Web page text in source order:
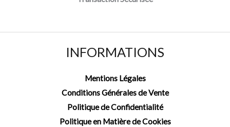
INFORMATIONS
Mentions Légales
Conditions Générales de Vente
Politique de Confidentialité
Politique en Matière de Cookies